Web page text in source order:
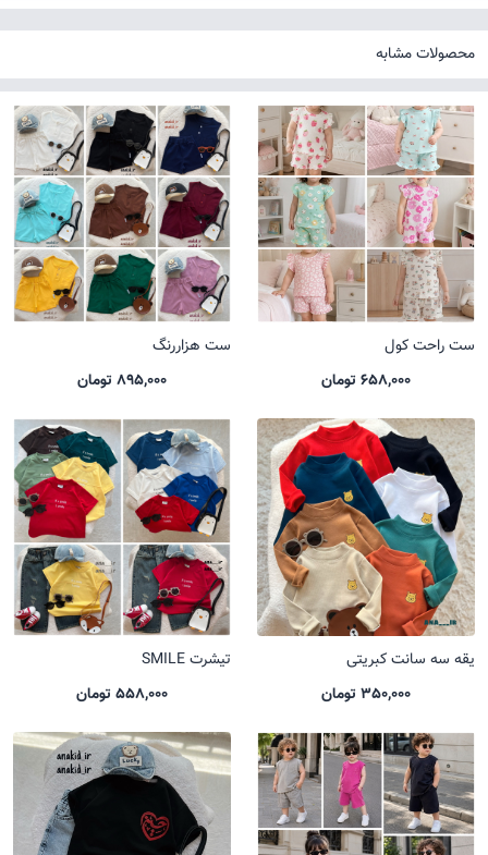
محصولات مشابه
ست راحت کول
658,000 تومان
ست هزاررنگ
895,000 تومان
یقه سه سانت کبریتی
350,000 تومان
تیشرت SMILE
558,000 تومان